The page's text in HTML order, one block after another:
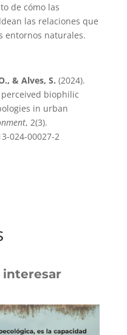
de cómo las
las relaciones que
entornos naturales.
& Alves, S. (2024).
biophilic
in urban
, 2(3).
024-00027-2
interesar